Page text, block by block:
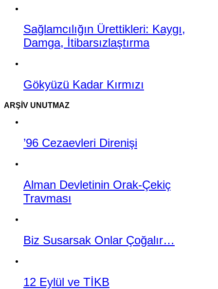
Sağlamcılığın Ürettikleri: Kaygı,
Damga, İtibarsızlaştırma
Gökyüzü Kadar Kırmızı
ARŞIV UNUTMAZ
’96 Cezaevleri Direnişi
Alman Devletinin Orak-Çekiç
Travması
Biz Susarsak Onlar Çoğalır…
12 Eylül ve TİKB